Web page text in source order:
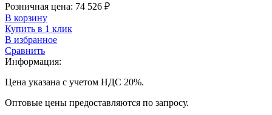
Розничная цена: 74 526 ₽
В корзину
Купить в 1 клик
В избранное
Сравнить
Информация:
Цена указана с учетом НДС 20%.
Оптовые цены предоставляются по запросу.